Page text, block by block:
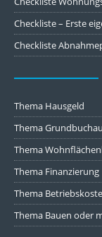
Checkliste – Erste
Checkliste
Thema Hausgeld
Thema
Thema
Thema Finanzierung
Thema
Thema Bauen oder